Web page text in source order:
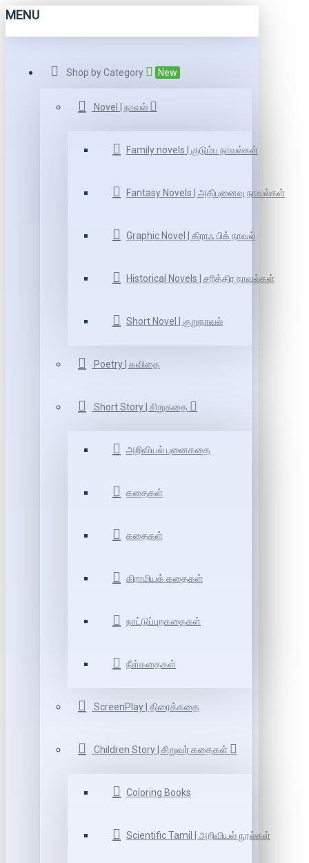
MENU
Shop by Category New
Novel | நாவல்
Family novels | குடும்ப நாவல்கள்
Fantasy Novels | அதிபுனைவு நாவல்கள்
Graphic Novel | கிராஃ பிக் நாவல்
Historical Novels | சரித்திர நாவல்கள்
Short Novel | குறுநாவல்
Poetry | கவிதை
Short Story | சிறுகதை
அறிவியல் புனைகதை
கதைகள்
கதைகள்
கிராமியக் கதைகள்
நாட்டுப்புறகதைகள்
நீள்கதைகள்
ScreenPlay | திரைக்கதை
Children Story | சிறுவர் கதைகள்
Coloring Books
Scientific Tamil | அறிவியல் நூல்கள்